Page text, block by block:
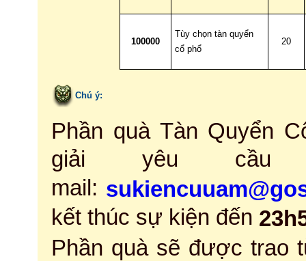
100000
Tùy chọn tàn quyển
cổ phổ
20
Chú ý:
Phần quà Tàn Quyển
giải yêu
mail:
kết thúc sự kiện đến
Phần quà sẽ được trao